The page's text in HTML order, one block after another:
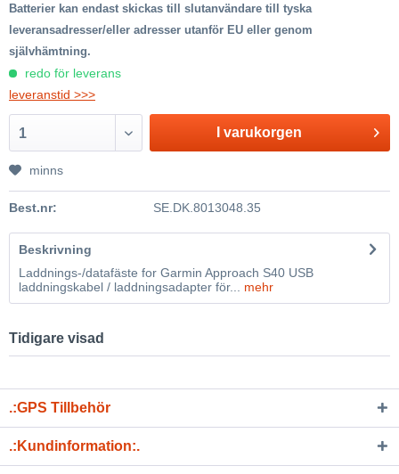
Batterier kan endast skickas till slutanvändare till tyska
leveransadresser/eller adresser utanför EU eller genom
självhämtning.
redo för leverans
leveranstid >>>
1 I varukorgen
minns
Best.nr: SE.DK.8013048.35
Beskrivning
Laddnings-/datafäste for Garmin Approach S40 USB
laddningskabel / laddningsadapter för...
mehr
Tidigare visad
.:GPS Tillbehör
.:Kundinformation:.